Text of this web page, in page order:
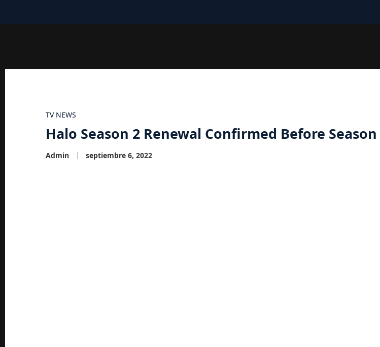
TV NEWS
Halo Season 2 Renewal Confirmed Before
Admin septiembre 6, 2022